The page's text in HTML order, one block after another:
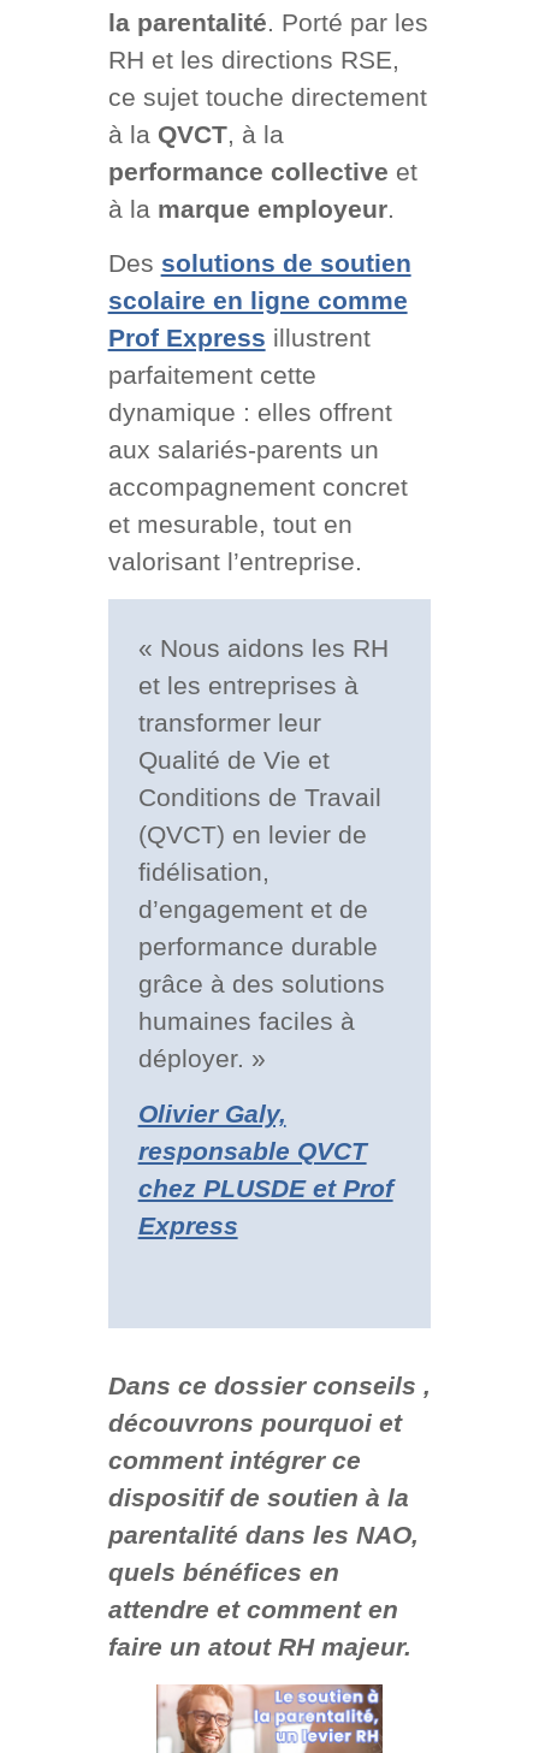
la parentalité. Porté par les
RH et les directions RSE,
ce sujet touche directement
à la QVCT, à la
performance collective et
à la marque employeur.
Des solutions de soutien
scolaire en ligne comme
Prof Express illustrent
parfaitement cette
dynamique : elles offrent
aux salariés-parents un
accompagnement concret
et mesurable, tout en
valorisant l’entreprise.
« Nous aidons les RH
et les entreprises à
transformer leur
Qualité de Vie et
Conditions de Travail
(QVCT) en levier de
fidélisation,
d’engagement et de
performance durable
grâce à des solutions
humaines faciles à
déployer. »
Olivier Galy,
responsable QVCT
chez PLUSDE et Prof
Express
Dans ce dossier conseils ,
découvrons pourquoi et
comment intégrer ce
dispositif de soutien à la
parentalité dans les NAO,
quels bénéfices en
attendre et comment en
faire un atout RH majeur.